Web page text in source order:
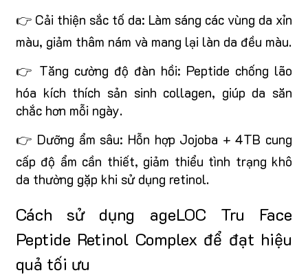
👉 Cải thiện sắc tố da: Làm sáng các vùng da xỉn
màu, giảm thâm nám và mang lại làn da đều màu.
👉 Tăng cường độ đàn hồi: Peptide chống lão
hóa kích thích sản sinh collagen, giúp da săn
chắc hơn mỗi ngày.
👉 Dưỡng ẩm sâu: Hỗn hợp Jojoba + 4TB cung
cấp độ ẩm cần thiết, giảm thiểu tình trạng khô
da thường gặp khi sử dụng retinol.
Cách sử dụng ageLOC Tru Face
Peptide Retinol Complex để đạt hiệu
quả tối ưu